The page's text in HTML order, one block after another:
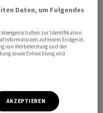
Zusammenschluss
von
werden. Sie fordern,
in Energie,
setzt sich die
Daten, um Folgendes
zur Identifikation
Informationen auf einem Endgerät.
von Werbeleistung und der
sowie Entwicklung und
AKZEPTIEREN